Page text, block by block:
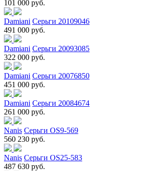
101 000 руб.
Damiani Серьги 20109046
491 000 руб.
Damiani Серьги 20093085
322 000 руб.
Damiani Серьги 20076850
451 000 руб.
Damiani Серьги 20084674
261 000 руб.
Nanis Серьги OS9-569
560 230 руб.
Nanis Серьги OS25-583
487 630 руб.